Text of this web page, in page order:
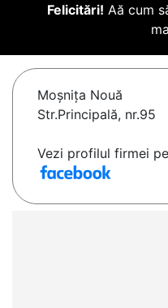
Felicitări! Aă cum
Moşniţa Nouă
Str.Principală, nr.95
Vezi profilul firmei pe